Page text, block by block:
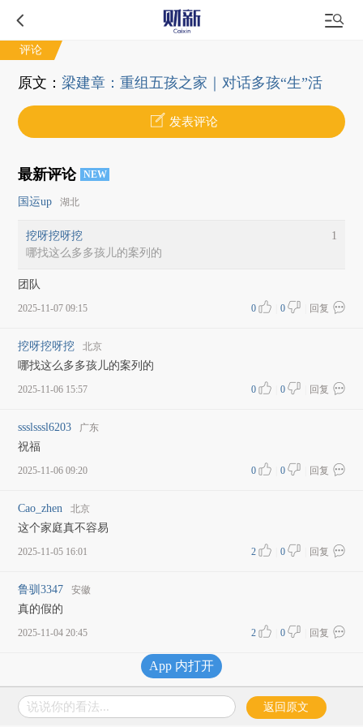
评论
原文：梁建章：重组五孩之家｜对话多孩“生”活
发表评论
最新评论 NEW
国运up 湖北
挖呀挖呀挖
哪找这么多多孩儿的案列的
1
团队
2025-11-07 09:15 回复
0
0
挖呀挖呀挖 北京
哪找这么多多孩儿的案列的
2025-11-06 15:57 回复
0
0
ssslsssl6203 广东
祝福
2025-11-06 09:20 回复
0
0
Cao_zhen 北京
这个家庭真不容易
2025-11-05 16:01 回复
0
2
鲁驯3347 安徽
真的假的
2025-11-04 20:45 回复
0
2
加载更多评论
说说你的看法... 返回原文
App 内打开